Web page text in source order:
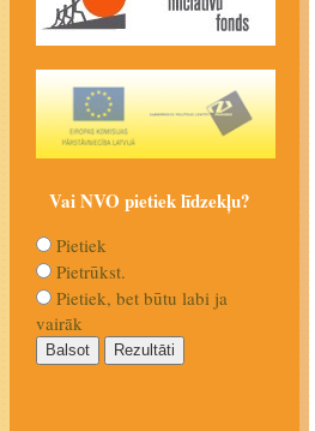
Vai NVO pietiek līdzekļu?
Pietiek
Pietrūkst.
Pietiek, bet būtu labi ja
vairāk